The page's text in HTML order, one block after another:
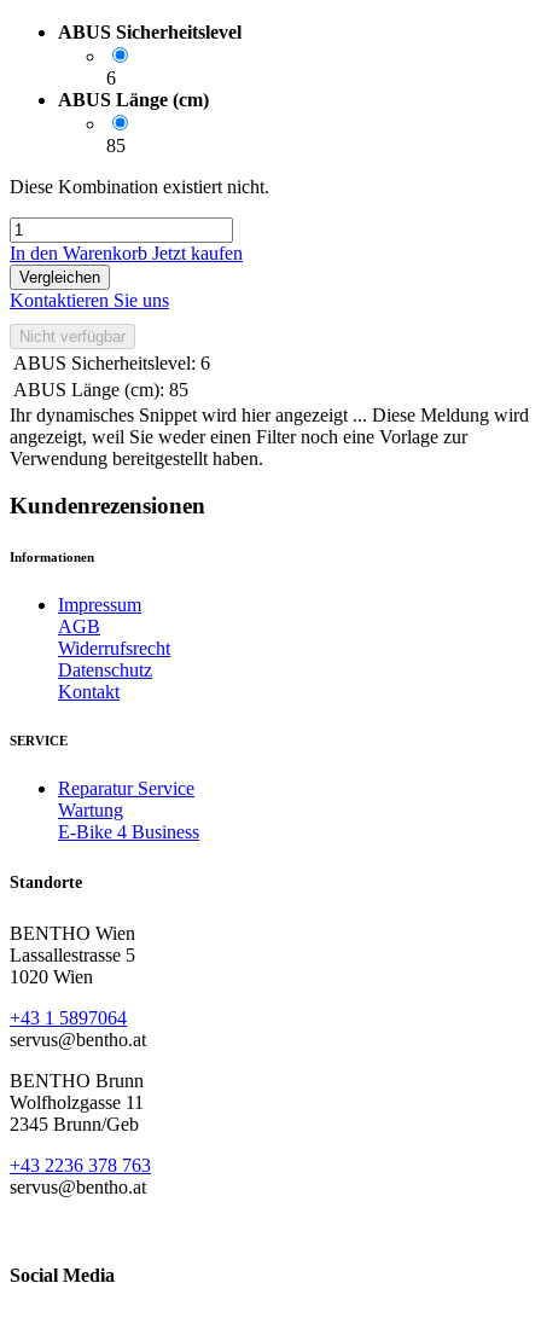
ABUS Sicherheitslevel
6
ABUS Länge (cm)
85
Diese Kombination existiert nicht.
In den Warenkorb Jetzt kaufen
Vergleichen
Kontaktieren Sie uns
Nicht verfügbar
ABUS Sicherheitslevel: 6
ABUS Länge (cm): 85
Ihr dynamisches Snippet wird hier angezeigt ... Diese Meldung wird
angezeigt, weil Sie weder einen Filter noch eine Vorlage zur
Verwendung bereitgestellt haben.
Kundenrezensionen
Informationen
Impressum
AGB
Widerrufsrecht
Datenschutz
Kontakt
SERVICE
Reparatur Service
Wartung
E-Bike 4 Business
Standorte
BENTHO Wien
Lassallestrasse 5
1020 Wien
+43 1 5897064
servus@bentho.at
BENTHO Brunn
Wolfholzgasse 11
2345 Brunn/Geb
+43 2236 378 763
servus@bentho.at
Social Media